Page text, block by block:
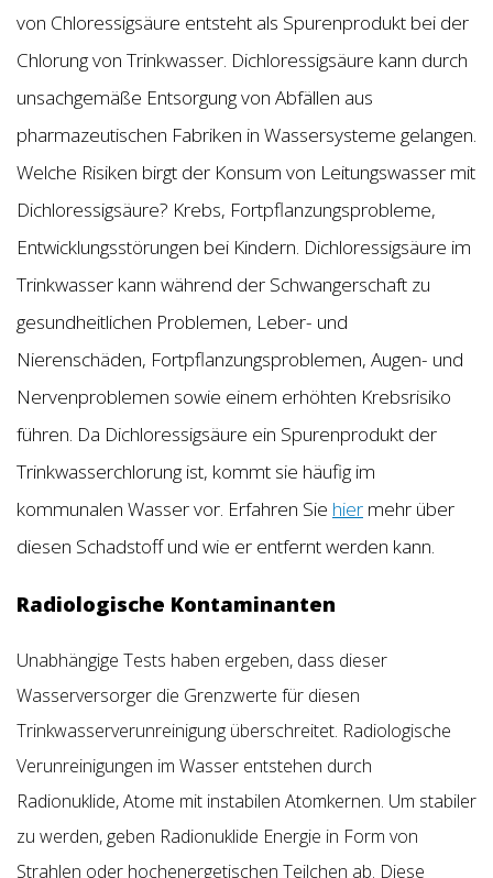
von Chloressigsäure entsteht als Spurenprodukt bei der
Chlorung von Trinkwasser. Dichloressigsäure kann durch
unsachgemäße Entsorgung von Abfällen aus
pharmazeutischen Fabriken in Wassersysteme gelangen.
Welche Risiken birgt der Konsum von Leitungswasser mit
Dichloressigsäure? Krebs, Fortpflanzungsprobleme,
Entwicklungsstörungen bei Kindern. Dichloressigsäure im
Trinkwasser kann während der Schwangerschaft zu
gesundheitlichen Problemen, Leber- und
Nierenschäden, Fortpflanzungsproblemen, Augen- und
Nervenproblemen sowie einem erhöhten Krebsrisiko
führen. Da Dichloressigsäure ein Spurenprodukt der
Trinkwasserchlorung ist, kommt sie häufig im
kommunalen Wasser vor. Erfahren Sie hier mehr über
diesen Schadstoff und wie er entfernt werden kann.
Radiologische Kontaminanten
Unabhängige Tests haben ergeben, dass dieser
Wasserversorger die Grenzwerte für diesen
Trinkwasserverunreinigung überschreitet. Radiologische
Verunreinigungen im Wasser entstehen durch
Radionuklide, Atome mit instabilen Atomkernen. Um stabiler
zu werden, geben Radionuklide Energie in Form von
Strahlen oder hochenergetischen Teilchen ab. Diese